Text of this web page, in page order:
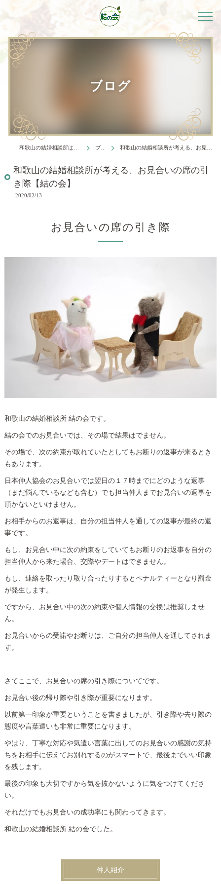
ブログ
ブログ 和歌山の結婚相談所が考える、お見合いの席の引き際【結の会】
和歌山の結婚相談所が考える、お見合いの席の引
き際【結の会】
2020/02/13
お見合いの席の引き際
和歌山の結婚相談所 結の会です。
結の会でのお見合いでは、その場で結果はでません。
その場で、次の約束が取れていたとしてもお断りの返事が来るとき
もあります。
日本仲人協会のお見合いでは翌日の１７時までにどのような返事
（まだ悩んでいるなども含む）でも担当仲人までお見合いの返事を
頂かないといけません。
お相手からのお返事は、自分の担当仲人を通しての返事が最終の返
事です。
もし、お見合い中に次の約束をしていてもお断りのお返事を自分の
担当仲人から来た場合、交際やデートはできません。
もし、連絡を取ったり取り合ったりするとペナルティーとなり罰金
が発生します。
ですから、お見合い中の次の約束や個人情報の交換は推奨しませ
ん。
お見合いからの受諾やお断りは、ご自分の担当仲人を通してされま
す。
さてここで、お見合いの席の引き際についてです。
お見合い後の帰り際や引き際が重要になります。
以前第一印象が重要ということを書きましたが、引き際や去り際の
態度や言葉遣いも非常に重要になります。
やはり、丁寧な対応や気遣い言葉に出してのお見合いの感謝の気持
ちをお相手に伝えてお別れするのがスマートで、最後までいい印象
を残します。
最後の印象も大切ですから気を抜かないように気をつけてくださ
い。
それだけでもお見合いの成功率にも関わってきます。
和歌山の結婚相談所 結の会でした。
仲人紹介